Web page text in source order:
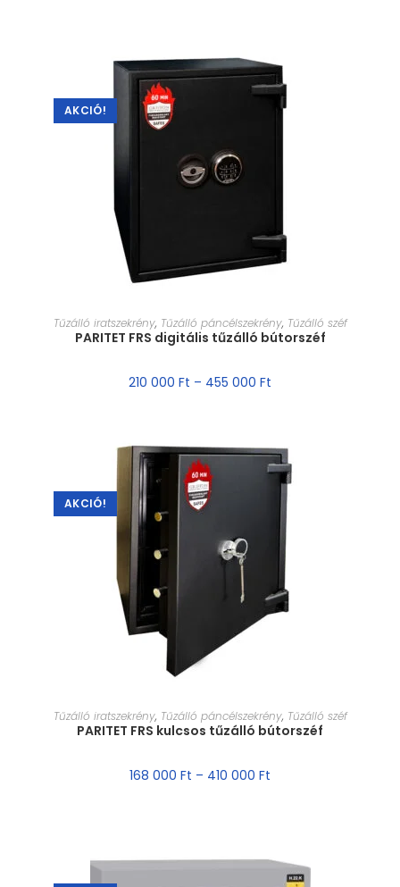
AKCIÓ!
MÉRET VÁLASZTÁSA
Tűzálló iratszekrény, Tűzálló páncélszekrény, Tűzálló széf
PARITET FRS digitális tűzálló bútorszéf
210 000 Ft – 455 000 Ft
AKCIÓ!
MÉRET VÁLASZTÁSA
Tűzálló iratszekrény, Tűzálló páncélszekrény, Tűzálló széf
PARITET FRS kulcsos tűzálló bútorszéf
168 000 Ft – 410 000 Ft